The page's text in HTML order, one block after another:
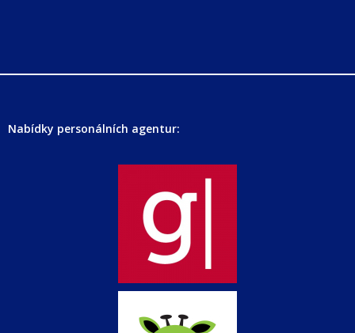
Nabídky personálních agentur: